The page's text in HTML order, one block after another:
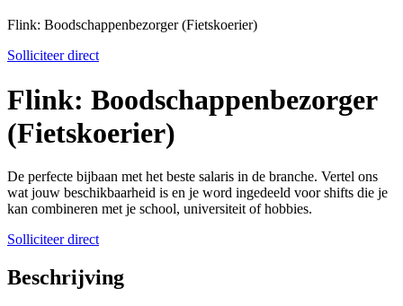
Flink: Boodschappenbezorger (Fietskoerier)
Solliciteer direct
Flink: Boodschappenbezorger
(Fietskoerier)
De perfecte bijbaan met het beste salaris in de branche. Vertel ons
wat jouw beschikbaarheid is en je word ingedeeld voor shifts die je
kan combineren met je school, universiteit of hobbies.
Solliciteer direct
Beschrijving